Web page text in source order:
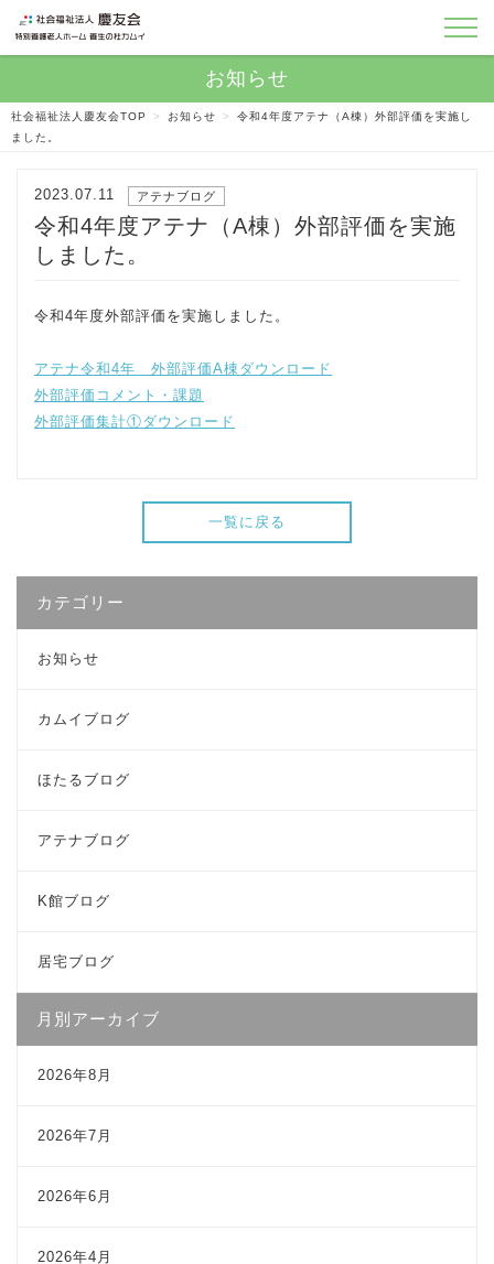
社会福祉法人慶友会TOP > お知らせ >
令和4年度アテナ（A棟）外部評価を実施し
ました。
2023.07.11 アテナブログ
令和4年度アテナ（A棟）外部評価を実施
しました。
令和4年度外部評価を実施しました。
アテナ令和4年 外部評価A棟ダウンロード
外部評価コメント・課題
外部評価集計①ダウンロード
一覧に戻る
カテゴリー
お知らせ
カムイブログ
ほたるブログ
アテナブログ
K館ブログ
居宅ブログ
月別アーカイブ
2026年8月
2026年7月
2026年6月
2026年4月